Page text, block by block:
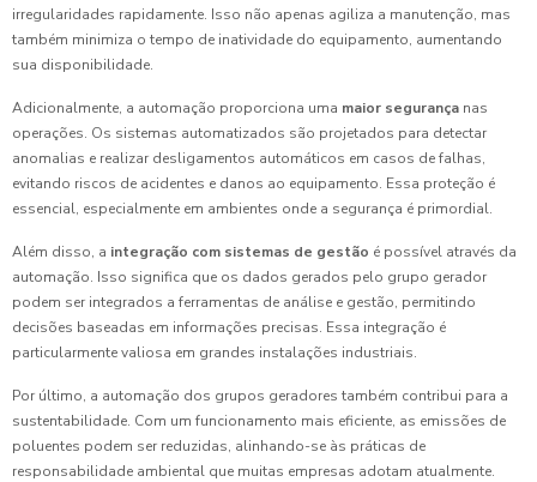
irregularidades rapidamente. Isso não apenas agiliza a manutenção, mas
também minimiza o tempo de inatividade do equipamento, aumentando
sua disponibilidade.
Adicionalmente, a automação proporciona uma maior segurança nas
operações. Os sistemas automatizados são projetados para detectar
anomalias e realizar desligamentos automáticos em casos de falhas,
evitando riscos de acidentes e danos ao equipamento. Essa proteção é
essencial, especialmente em ambientes onde a segurança é primordial.
Além disso, a integração com sistemas de gestão é possível através da
automação. Isso significa que os dados gerados pelo grupo gerador
podem ser integrados a ferramentas de análise e gestão, permitindo
decisões baseadas em informações precisas. Essa integração é
particularmente valiosa em grandes instalações industriais.
Por último, a automação dos grupos geradores também contribui para a
sustentabilidade. Com um funcionamento mais eficiente, as emissões de
poluentes podem ser reduzidas, alinhando-se às práticas de
responsabilidade ambiental que muitas empresas adotam atualmente.